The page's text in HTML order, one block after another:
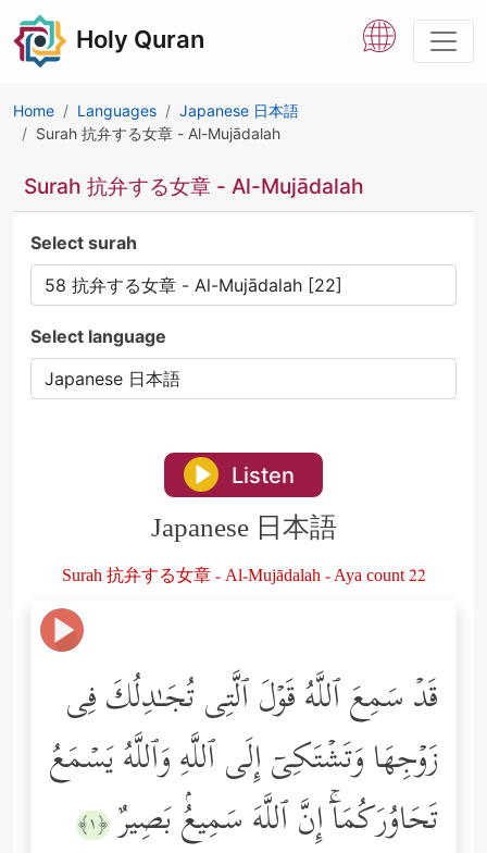
Holy Quran
Home Languages
Japanese 日本語
Surah 抗弁する女章 - Al-Mujādalah
Surah 抗弁する女章 - Al-Mujādalah
Select surah
Select language
Listen
Japanese 日本語
Surah 抗弁する女章 - Al-Mujādalah - Aya count 22
قَدۡ سَمِعَ ٱللَّهُ قَوۡلَ ٱلَّتِی تُجَـٰدِلُكَ فِی
زَوۡجِهَا وَتَشۡتَكِیۤ إِلَى ٱللَّهِ وَٱللَّهُ یَسۡمَعُ
تَحَاوُرَكُمَاۤۚ إِنَّ ٱللَّهَ سَمِیعُۢ بَصِیرٌ ﴿١﴾